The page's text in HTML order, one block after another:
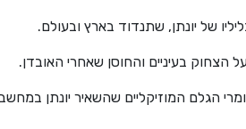
של יונתן, שתנדוד בארץ ובעולם.
הצחוק בעיניים והחוסן שאחרי האובדן.
הגלם המוזיקליים שהשאיר יונתן